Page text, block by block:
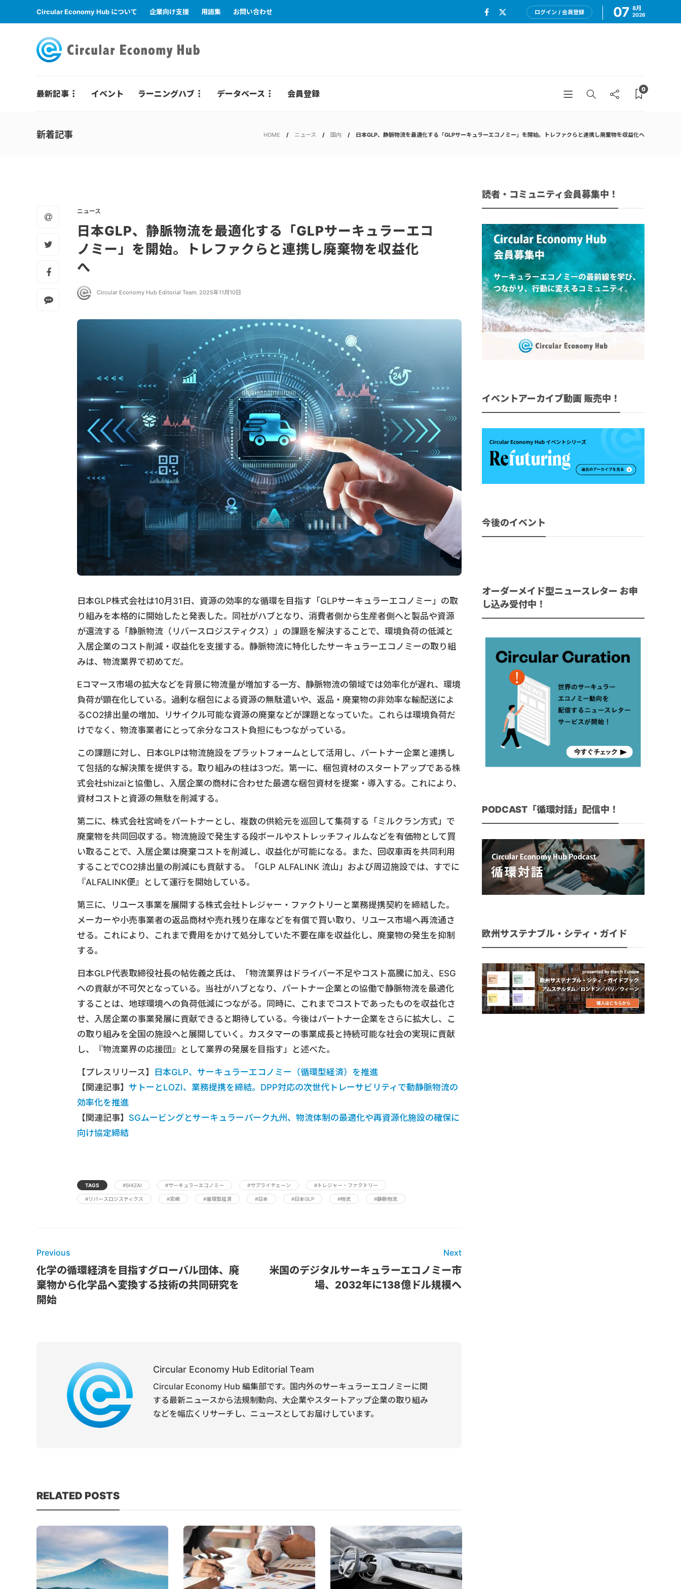
Circular Economy Hub について 企業向け支援 用語集 お問い合わせ ログイン / 会員登録 07 8月
2026
最新記事 イベント ラーニングハブ データベース 会員登録 0
新着記事 HOME ニュース 国内 日本GLP、静脈物流を最適化する「GLPサーキュラーエコノミー」を開始。トレファクらと連携し廃棄物を収益化へ
ニュース
日本GLP、静脈物流を最適化する「GLPサーキュラーエコ
ノミー」を開始。トレファクらと連携し廃棄物を収益化
へ
Circular Economy Hub Editorial Team, 2025年11月10日
日本GLP株式会社は10月31日、資源の効率的な循環を目指す「GLPサーキュラーエコノミー」の取
り組みを本格的に開始したと発表した。同社がハブとなり、消費者側から生産者側へと製品や資源
が還流する「静脈物流（リバースロジスティクス）」の課題を解決することで、環境負荷の低減と
入居企業のコスト削減・収益化を支援する。静脈物流に特化したサーキュラーエコノミーの取り組
みは、物流業界で初めてだ。
Eコマース市場の拡大などを背景に物流量が増加する一方、静脈物流の領域では効率化が遅れ、環境
負荷が顕在化している。過剰な梱包による資源の無駄遣いや、返品・廃棄物の非効率な輸配送によ
るCO2排出量の増加、リサイクル可能な資源の廃棄などが課題となっていた。これらは環境負荷だ
けでなく、物流事業者にとって余分なコスト負担にもつながっている。
この課題に対し、日本GLPは物流施設をプラットフォームとして活用し、パートナー企業と連携し
て包括的な解決策を提供する。取り組みの柱は3つだ。第一に、梱包資材のスタートアップである株
式会社shizaiと協働し、入居企業の商材に合わせた最適な梱包資材を提案・導入する。これにより、
資材コストと資源の無駄を削減する。
第二に、株式会社宮崎をパートナーとし、複数の供給元を巡回して集荷する「ミルクラン方式」で
廃棄物を共同回収する。物流施設で発生する段ボールやストレッチフィルムなどを有価物として買
い取ることで、入居企業は廃棄コストを削減し、収益化が可能になる。また、回収車両を共同利用
することでCO2排出量の削減にも貢献する。「GLP ALFALINK 流山」および周辺施設では、すでに
『ALFALINK便』として運行を開始している。
第三に、リユース事業を展開する株式会社トレジャー・ファクトリーと業務提携契約を締結した。
メーカーや小売事業者の返品商材や売れ残り在庫などを有償で買い取り、リユース市場へ再流通さ
せる。これにより、これまで費用をかけて処分していた不要在庫を収益化し、廃棄物の発生を抑制
する。
日本GLP代表取締役社長の帖佐義之氏は、「物流業界はドライバー不足やコスト高騰に加え、ESG
への貢献が不可欠となっている。当社がハブとなり、パートナー企業との協働で静脈物流を最適化
することは、地球環境への負荷低減につながる。同時に、これまでコストであったものを収益化さ
せ、入居企業の事業発展に貢献できると期待している。今後はパートナー企業をさらに拡大し、こ
の取り組みを全国の施設へと展開していく。カスタマーの事業成長と持続可能な社会の実現に貢献
し、『物流業界の応援団』として業界の発展を目指す」と述べた。
【プレスリリース】
日本GLP、サーキュラーエコノミー（循環型経済）を推進
【関連記事】 サトーとLOZI、業務提携を締結。DPP対応の次世代トレーサビリティで動静脈物流の
効率化を推進
【関連記事】 SGムービングとサーキュラーパーク九州、物流体制の最適化や再資源化施設の確保に
向け協定締結
TAGS #SHIZAI #サーキュラーエコノミー #サプライチェーン #トレジャー・ファクトリー
#リバースロジスティクス #宮崎 #循環型経済 #日本 #日本GLP #物流 #静脈物流
Previous
化学の循環経済を目指すグローバル団体、廃
棄物から化学品へ変換する技術の共同研究を
開始
Next
米国のデジタルサーキュラーエコノミー市
場、2032年に138億ドル規模へ
Circular Economy Hub Editorial Team
Circular Economy Hub 編集部です。国内外のサーキュラーエコノミーに関
する最新ニュースから法規制動向、大企業やスタートアップ企業の取り組み
などを幅広くリサーチし、ニュースとしてお届けしています。
RELATED POSTS
読者・コミュニティ会員募集中！
イベントアーカイブ動画 販売中！
今後のイベント
オーダーメイド型ニュースレター お申
し込み受付中！
PODCAST「循環対話」配信中！
欧州サステナブル・シティ・ガイド